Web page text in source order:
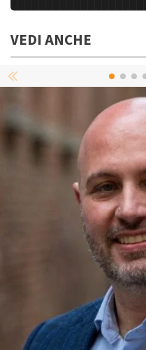
VEDI ANCHE